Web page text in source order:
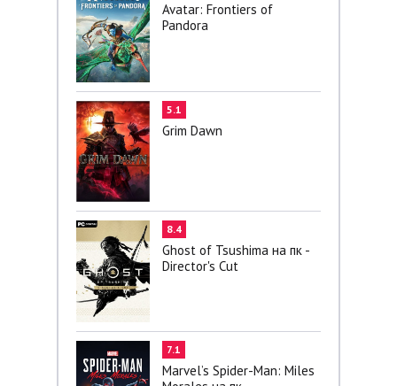
Avatar: Frontiers of
Pandora
5.1
Grim Dawn
8.4
Ghost of Tsushima на пк -
Director's Cut
7.1
Marvel’s Spider-Man: Miles